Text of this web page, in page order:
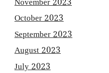
November 2023
October 2023
September 2023
August 2023
July 2023